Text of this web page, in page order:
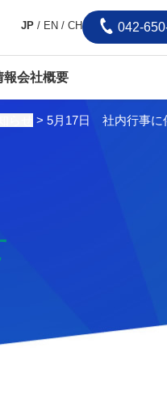
JP / EN / CH 042-
報会社概要
> 5月17日 社内行事に